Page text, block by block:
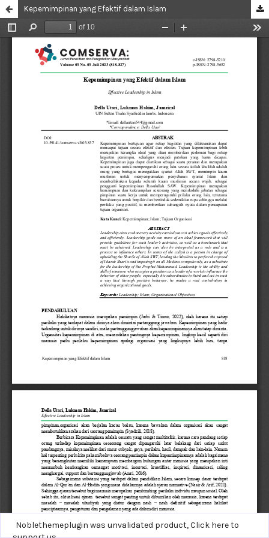
Kepemimpinan yang Efektif dalam Islam
Noblethemeplugin was unvalidated product,Click here to